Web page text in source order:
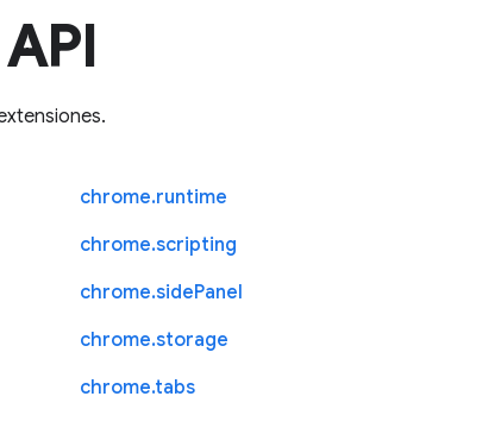
chrome.runtime
chrome.scripting
chrome.sidePanel
chrome.storage
chrome.tabs